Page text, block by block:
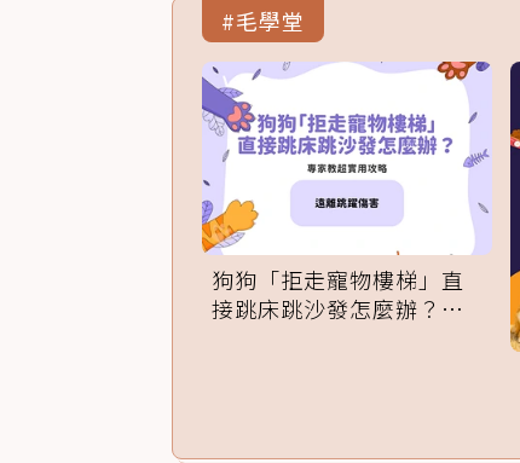
#毛學堂
狗狗「拒走寵物樓梯」直
接跳床跳沙發怎麼辦？專